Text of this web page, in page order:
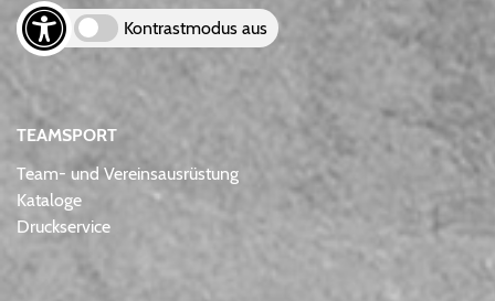
Kontrastmodus aus
TEAMSPORT
Team- und Vereinsausrüstung
Kataloge
Druckservice